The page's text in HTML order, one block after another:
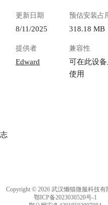
更新日期
8/11/2025
预估安装占
318.18 MB
提供者
Edward
兼容性
可在此设备
使用
Copyright © 2026 武汉懒猫微服科技有
鄂ICP备2023030520号-1